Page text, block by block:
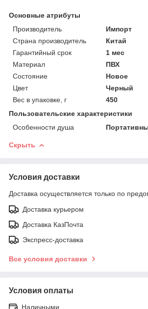
Основные атрибуты
Производитель
Импорт
Страна производитель
Китай
Гарантийный срок
1 мес
Материал
ПВХ
Состояние
Новое
Цвет
Черный
Вес в упаковке, г
450
Пользовательские характеристики
Особенности душа
Скрыть
Условия доставки
Доставка осуществляется только по
Доставка курьером
Доставка КазПочта
Экспресс-доставка
Все условия доставки
Условия оплаты
Наличными